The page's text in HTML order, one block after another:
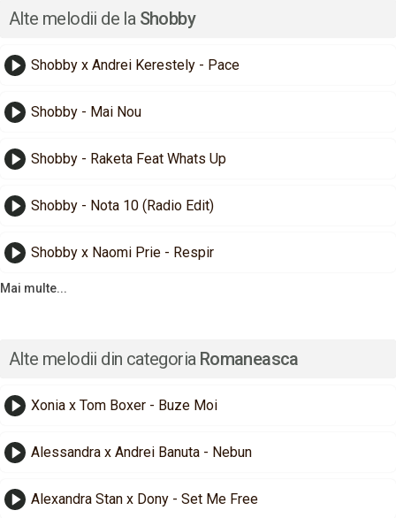
Alte melodii de la Shobby
Shobby x Andrei Kerestely - Pace
Shobby - Mai Nou
Shobby - Raketa Feat Whats Up
Shobby - Nota 10 (Radio Edit)
Shobby x Naomi Prie - Respir
Mai multe...
Alte melodii din categoria Romaneasca
Xonia x Tom Boxer - Buze Moi
Alessandra x Andrei Banuta - Nebun
Alexandra Stan x Dony - Set Me Free